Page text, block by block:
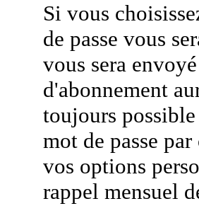
Si vous
de passe vous
vous sera
d'abonnement
toujours
mot de passe
vos options
rappel mensuel